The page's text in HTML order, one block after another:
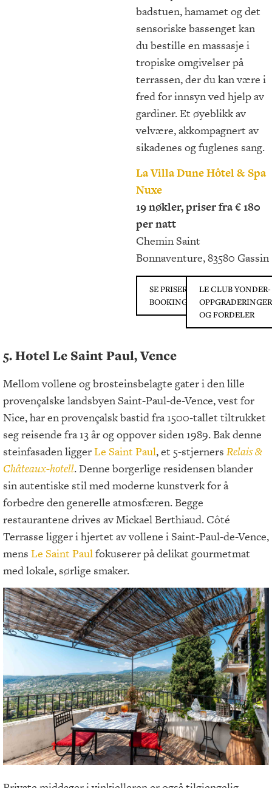
badstuen, hamamet og det
sensoriske bassenget kan
du bestille en massasje i
tropiske omgivelser på
terrassen, der du kan være i
fred for innsyn ved hjelp av
gardiner. Et øyeblikk av
velvære, akkompagnert av
sikadenes og fuglenes sang.
La Villa Dune Hôtel & Spa
Nuxe
19 nøkler, priser fra € 180
per natt
Chemin Saint
Bonnaventure, 83580 Gassin
SE PRISER PÅ
BOOKING.COM
LE CLUB YONDER-
OPPGRADERINGER
OG FORDELER
5. Hotel Le Saint Paul, Vence
Mellom vollene og brosteinsbelagte gater i den lille
provençalske landsbyen Saint-Paul-de-Vence, vest for
Nice, har en provençalsk bastid fra 1500-tallet tiltrukket
seg reisende fra 13 år og oppover siden 1989. Bak denne
steinfasaden liggerLe Saint Paul, et 5-stjerners Relais &
Châteaux-hotell. Denne borgerlige residensen blander
sin autentiske stil med moderne kunstverk for å
forbedre den generelle atmosfæren. Begge
restaurantene drives av Mickael Berthiaud. Côté
Terrasse ligger i hjertet av vollene i Saint-Paul-de-Vence,
mens Le Saint Paulfokuserer på delikat gourmetmat
med lokale, sørlige smaker.